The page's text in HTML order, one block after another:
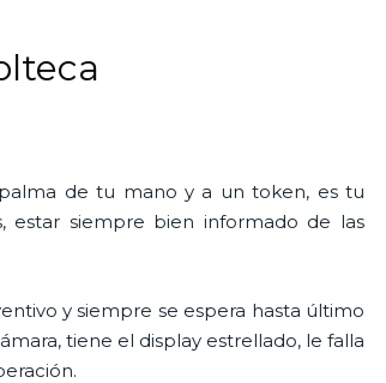
de tu mano y a un token, es tu
estar siempre bien informado de las
y siempre se espera hasta último
tiene el display estrellado, le falla